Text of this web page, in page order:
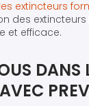
extincteurs
des
et efficace.
DANS